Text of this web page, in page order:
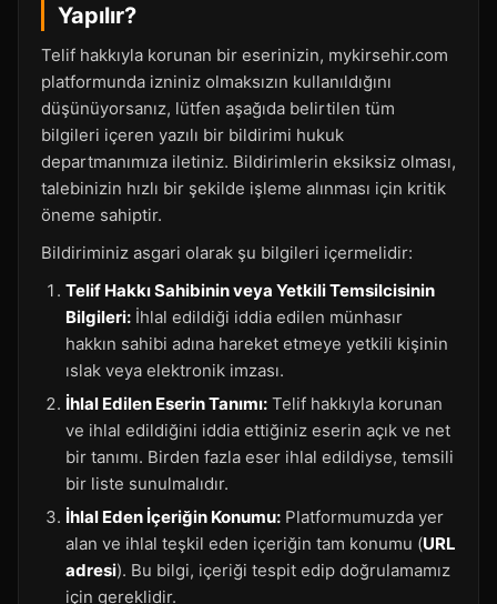
Yapılır?
Telif hakkıyla korunan bir eserinizin, mykirsehir.com
platformunda izniniz olmaksızın kullanıldığını
düşünüyorsanız, lütfen aşağıda belirtilen tüm
bilgileri içeren yazılı bir bildirimi hukuk
departmanımıza iletiniz. Bildirimlerin eksiksiz olması,
talebinizin hızlı bir şekilde işleme alınması için kritik
öneme sahiptir.
Bildiriminiz asgari olarak şu bilgileri içermelidir:
Telif Hakkı Sahibinin veya Yetkili Temsilcisinin
Bilgileri: İhlal edildiği iddia edilen münhasır
hakkın sahibi adına hareket etmeye yetkili kişinin
ıslak veya elektronik imzası.
İhlal Edilen Eserin Tanımı: Telif hakkıyla korunan
ve ihlal edildiğini iddia ettiğiniz eserin açık ve net
bir tanımı. Birden fazla eser ihlal edildiyse, temsili
bir liste sunulmalıdır.
İhlal Eden İçeriğin Konumu: Platformumuzda yer
alan ve ihlal teşkil eden içeriğin tam konumu (URL
adresi). Bu bilgi, içeriği tespit edip doğrulamamız
için gereklidir.